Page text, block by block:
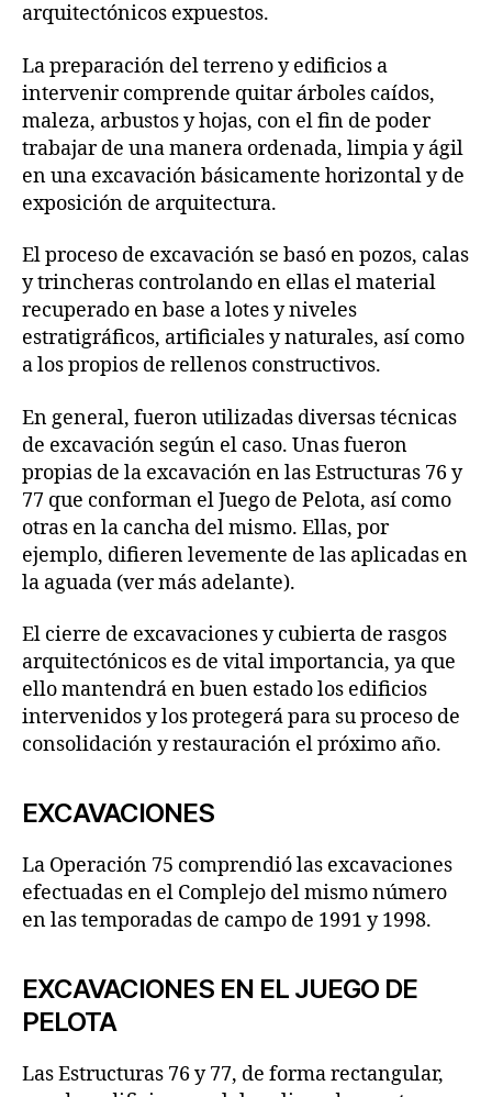
arquitectónicos expuestos.
La preparación del terreno y edificios a
intervenir comprende quitar árboles caídos,
maleza, arbustos y hojas, con el fin de poder
trabajar de una manera ordenada, limpia y ágil
en una excavación básicamente horizontal y de
exposición de arquitectura.
El proceso de excavación se basó en pozos, calas
y trincheras controlando en ellas el material
recuperado en base a lotes y niveles
estratigráficos, artificiales y naturales, así como
a los propios de rellenos constructivos.
En general, fueron utilizadas diversas técnicas
de excavación según el caso. Unas fueron
propias de la excavación en las Estructuras 76 y
77 que conforman el Juego de Pelota, así como
otras en la cancha del mismo. Ellas, por
ejemplo, difieren levemente de las aplicadas en
la aguada (ver más adelante).
El cierre de excavaciones y cubierta de rasgos
arquitectónicos es de vital importancia, ya que
ello mantendrá en buen estado los edificios
intervenidos y los protegerá para su proceso de
consolidación y restauración el próximo año.
EXCAVACIONES
La Operación 75 comprendió las excavaciones
efectuadas en el Complejo del mismo número
en las temporadas de campo de 1991 y 1998.
EXCAVACIONES EN EL JUEGO DE
PELOTA
Las Estructuras 76 y 77, de forma rectangular,